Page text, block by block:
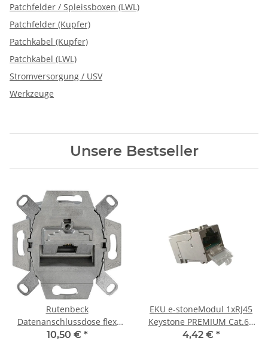
Patchfelder / Spleissboxen (LWL)
Patchfelder (Kupfer)
Patchkabel (Kupfer)
Patchkabel (LWL)
Stromversorgung / USV
Werkzeuge
Unsere Bestseller
Rutenbeck
Datenanschlussdose flex
UAE-Cat.6A iso-8 Up0
10,50 € *
EKU e-stoneModul 1xRJ45
Keystone PREMIUM Cat.6A
10 GbE geschirmt
4,42 € *